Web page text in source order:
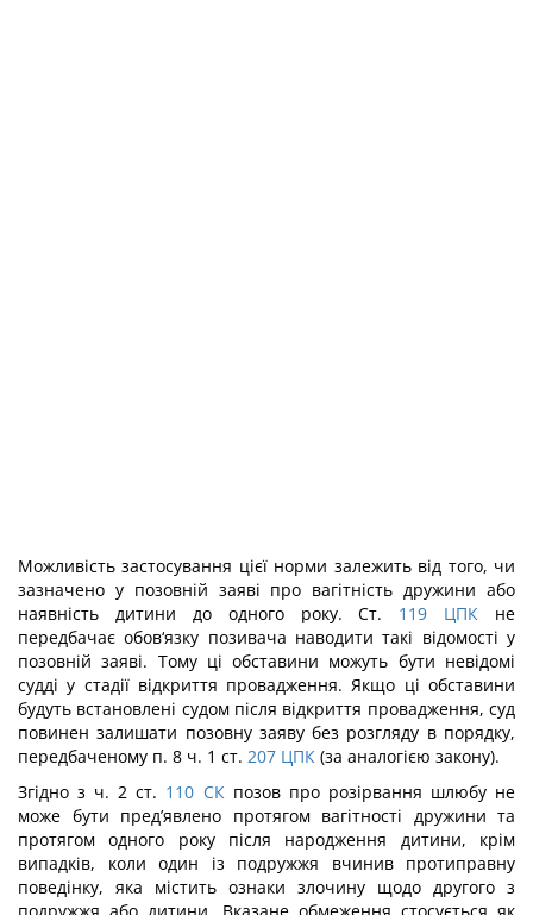
Можливість застосування цієї норми залежить від того, чи
зазначено у позовній заяві про вагітність дружини або
наявність дитини до одного року. Ст. 119 ЦПК не
передбачає обов‘язку позивача наводити такі відомості у
позовній заяві. Тому ці обставини можуть бути невідомі
судді у стадії відкриття провадження. Якщо ці обставини
будуть встановлені судом після відкриття провадження, суд
повинен залишати позовну заяву без розгляду в порядку,
передбаченому п. 8 ч. 1 ст. 207 ЦПК (за аналогією закону).
Згідно з ч. 2 ст. 110 СКпозов про розірвання шлюбу не
може бути пред’явлено протягом вагітності дружини та
протягом одного року після народження дитини, крім
випадків, коли один із подружжя вчинив протиправну
поведінку, яка містить ознаки злочину щодо другого з